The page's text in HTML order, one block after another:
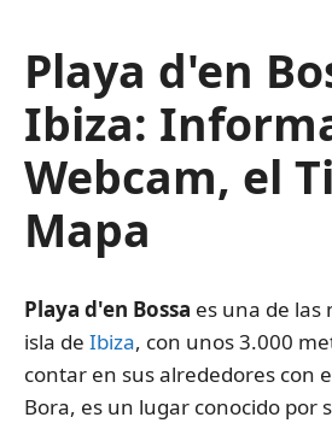
Playa d'en
Ibiza:
Webcam, el
Mapa
Playa d'en Bossa es una de las
isla de Ibiza, con unos 3.000
contar en sus alrededores con
Bora, es un lugar conocido por